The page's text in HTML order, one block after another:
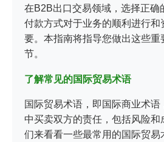
在B2B出口交易领域，选择正确
付款方式对于业务的顺利进行和
要。本指南将指导您做出这些重
节。
了解常见的国际贸易术语
国际贸易术语，即国际商业术语
中买卖双方的责任，包括风险和
们来看看一些最常用的国际贸易